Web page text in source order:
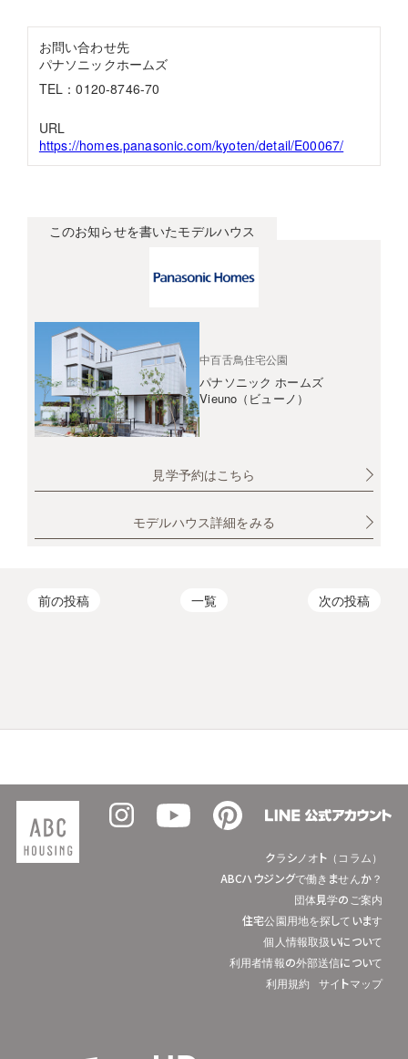
お問い合わせ先
パナソニックホームズ
TEL：0120-8746-70
URL
https://homes.panasonic.com/kyoten/detail/E00067/
このお知らせを書いたモデルハウス
中百舌鳥住宅公園
パナソニック ホームズ
Vieuno（ビューノ）
見学予約はこちら
モデルハウス詳細をみる
前の投稿 一覧 次の投稿
クラシノオト（コラム）
ABCハウジングで働きませんか？
団体見学のご案内
住宅公園用地を探しています
個人情報取扱いについて
利用者情報の外部送信について
利用規約
サイトマップ